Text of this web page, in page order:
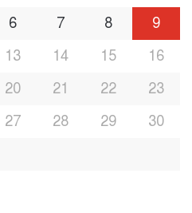
6 7 8
9
13 14 15
16
20 21 22
23
27 28 29
30